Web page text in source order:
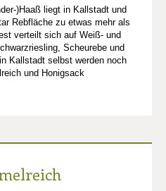
)Haaß liegt in Kallstadt und
Rebfläche zu etwas mehr als
verteilt sich auf Weiß- und
Scheurebe und
Kallstadt selbst werden noch
und Honigsack